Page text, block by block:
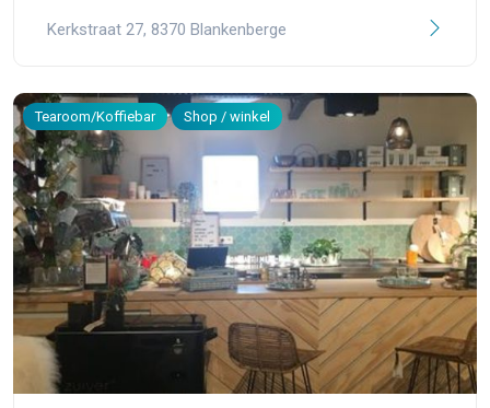
Kerkstraat 27, 8370 Blankenberge
Tearoom/Koffiebar Shop / winkel